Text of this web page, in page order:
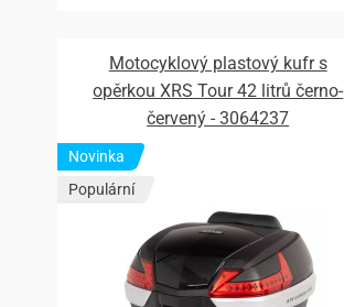
Motocyklový plastový kufr s
opěrkou XRS Tour 42 litrů černo-
červený - 3064237
Novinka
Populární